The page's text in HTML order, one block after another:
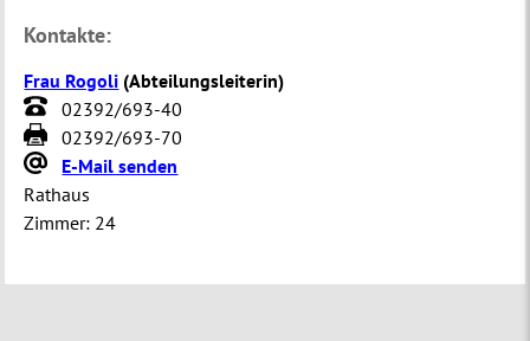
Kontakte:
Frau Rogoli (Abteilungsleiterin)
02392/693-40
02392/693-70
E-Mail senden
Rathaus
Zimmer: 24